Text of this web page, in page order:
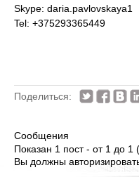
Skype: daria.pavlovskaya1
Tel: +375293365449
Поделиться:
Сообщения
Показан 1 пост - от 1 до 1
Вы должны